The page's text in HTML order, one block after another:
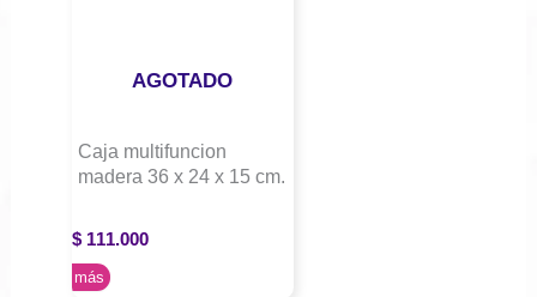
AGOTADO
Caja multifuncion
madera 36 x 24 x 15 cm.
$ 111.000
Leer más